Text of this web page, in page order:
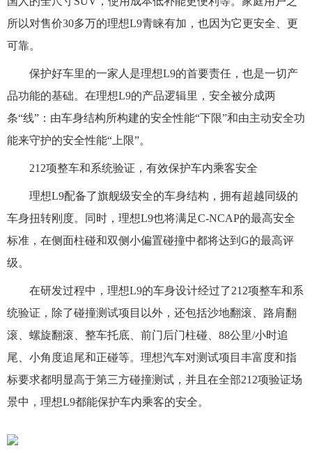
所以对售价30多万的理想L9青睐有加，也因为它更安全、更
可靠。
保护好车里的一家人是理想L9的首要责任，也是一切产
品功能的基础。在理想L9的产品逻辑里，安全被分成两
条“线”：由车身结构所构建的安全性能“下限”和由主动安全功
能来守护的安全性能“上限”。
212项整车和系统验证，有效保护车内乘客安全
理想L9配备了旗舰级安全的车身结构，拥有超越同级的
车身扭转刚度。同时，理想L9也将满足C-NCAP的最高安全
标准，在侧面柱碰和双侧小偏置碰撞中都将达到G的最高评
级。
在研发过程中，理想L9的车身设计经过了212项整车和系
统验证，除了碰撞测试项目以外，还包括沙地翻滚、路肩翻
滚、螺旋翻滚、整车托底、前门后门柱碰、88公里/小时追
尾、小角度追尾和正碰等。理想汽车对测试项目丰富度和指
标要求都明显高于第三方碰撞测试，并且在全部212项验证场
景中，理想L9都能保护车内乘客的安全。